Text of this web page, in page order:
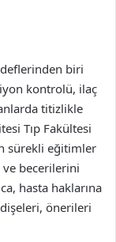
biri
kontrolü, ilaç
titizlikle
Tıp Fakültesi
sürekli eğitimler
becerilerini
hasta haklarına
önerileri